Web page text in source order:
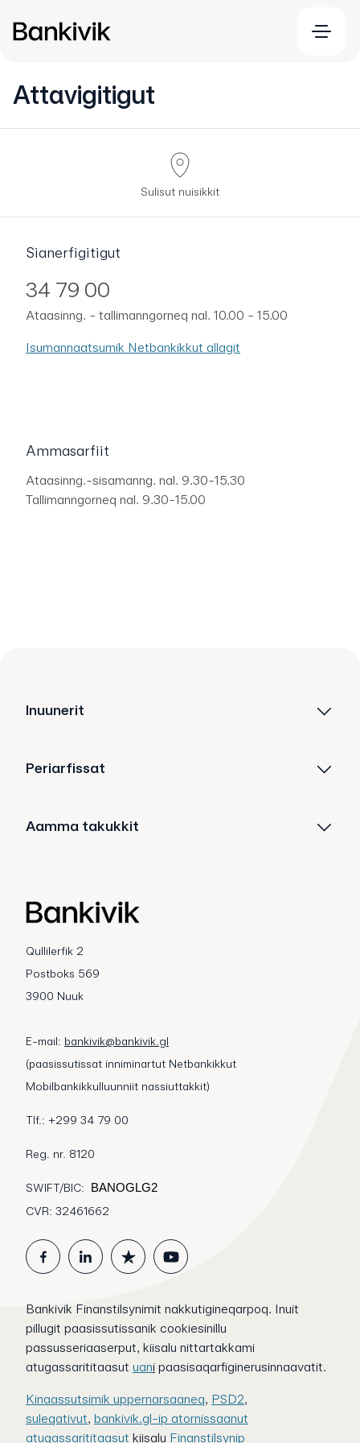
Attavigitigut
Sulisut nuisikkit
Sianerfigitigut
34 79 00
Ataasinng. - tallimanngorneq nal. 10.00 - 15.00
Isumannaatsumik Netbankikkut allagit
Ammasarfiit
Ataasinng.-sisamanng. nal. 9.30-15.30
Tallimanngorneq nal. 9.30-15.00
Inuunerit
Periarfissat
Aamma takukkit
Qullilerfik 2
Postboks 569
3900 Nuuk
E-mail: bankivik@bankivik.gl
(paasissutissat inniminartut Netbankikkut
Mobilbankikkulluunniit nassiuttakkit)
Tlf.: +299 34 79 00
Reg. nr. 8120
SWIFT/BIC:
BANOGLG2
CVR: 32461662
Bankivik Finanstilsynimit nakkutigineqarpoq. Inuit
pillugit paasissutissanik cookiesinillu
passusseriaaserput, kiisalu nittartakkami
atugassarititaasut uani paasisaqarfiginerusinnaavatit.
Kinaassutsimik uppernarsaaneq, PSD2,
suleqativut, bankivik.gl-ip atornissaanut
atugassarititaasut kiisalu Finanstilsynip